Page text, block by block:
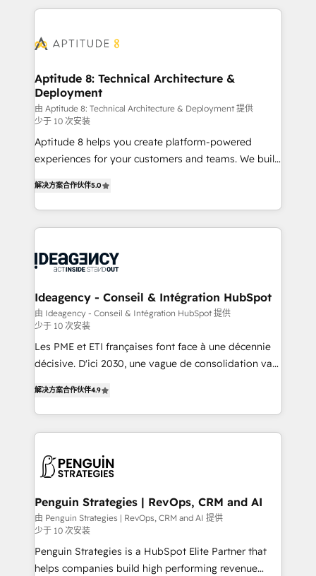
un échange dédié.
l'international, nous travaillons avec des ETI
delà d’une simple transformation digitale et des
➤ L’intégration de CRM et de méthodologie RevOps
pour aligner les équipes marketing, commerciales et
support client (data migration, synchronisation API,
audit et maintenance) ➤ La création de sites internet
de conversion qui transforment les visiteurs en
opportunités d'affaires ➤ La mise en place de
emailing) Informations clés : - 10 ans d'expérience -
100+ intégrations CRM HubSpot réussies - 40
cumulées
Aptitude 8: Technical Architecture &
Deployment
由 Aptitude 8: Technical Architecture & Deployment 提供
少于 10 次安装
Aptitude 8 helps you create platform-powered
experiences for your customers and teams. We build
across your entire tech stack. Aptitude 8 is trusted
by top brands such as Lenovo, Bluetooth,
International Sports Sciences Association, SXSW,
Randstad, Uber Freight, and HubSpot itself. We have
partner and expertise across operational strategy,
business-first process building, system integration,
custom development, and extensibility. When you
work with Aptitude 8, you get a team – not an
individual – with embedded consulting, strategy,
100% US-based, FTE team members. We offer
project-based and managed services engagements
that include new HubSpot implementations,
integration, extensibility, custom development, and
ongoing RevOps support.
解决方案合作伙伴5.0
Ideagency - Conseil & Intégration HubSpot
由 Ideagency - Conseil & Intégration HubSpot 提供
少于 10 次安装
Les PME et ETI françaises font face à une décennie
décisive. D'ici 2030, une vague de consolidation va
entreprises qui auront réussi leur transformation. Le
problème ? 58% des dirigeants savent que l'IA est
vitale pour leur survie. Mais 57% n'ont aucune
données. C'est le paradoxe français : conscience
Augmentée. Ce n'est pas une entreprise qui utilise
l'IA. C'est une organisation qui a réussi la symbiose
entre l'expertise humaine et l'intelligence artificielle.
Pas pour remplacer l'humain, mais pour l'augmenter.
Chez Ideagency, nous accompagnons cette
解决方案合作伙伴4.9
Penguin Strategies | RevOps, CRM and AI
由 Penguin Strategies | RevOps, CRM and AI 提供
少于 10 次安装
Penguin Strategies is a HubSpot Elite Partner that
helps companies build high performing revenue